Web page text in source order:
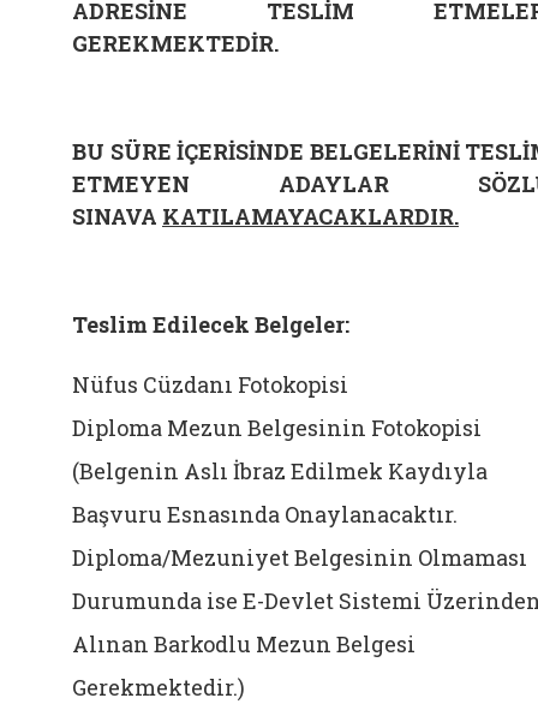
ADRESİNE TESLİM
GEREKMEKTEDİR.
BU SÜRE İÇERİSİNDE BELGELERİNİ
ETMEYEN ADAYLAR
SINAVA KATILAMAYACAKLARDIR.
Teslim Edilecek Belgeler:
Nüfus Cüzdanı Fotokopisi
Diploma Mezun Belgesinin Fotokopisi
(Belgenin Aslı İbraz Edilmek Kaydıyla
Başvuru Esnasında Onaylanacaktır.
Diploma/Mezuniyet Belgesinin Olmaması
Durumunda ise E-Devlet Sistemi
Alınan Barkodlu Mezun Belgesi
Gerekmektedir.)